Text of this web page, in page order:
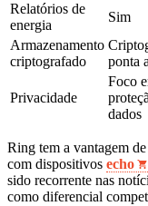
Relatórios de
energia
Sim
Armazenamento
criptografado
ponta
Privacidade
Foco
dados
Ring tem a vantagem
com dispositivos echo
sido recorrente nas
como diferencial